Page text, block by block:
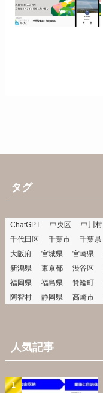
タグ
ChatGPT 中央区 中川村
千代田区
千葉市 千葉県
大阪府
宮城県 宮崎県
新潟県
東京都 渋谷区
福岡県
福島県 箕輪町
阿智村
静岡県 高崎市
人気記事